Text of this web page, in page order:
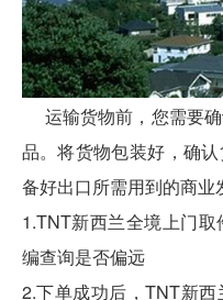
运输货物前，您需要
品。将货物包装好，确
备好出口所需用到的商业
1.TNT新西兰全境上门
编查询是否偏远
2.下单成功后，TNT新